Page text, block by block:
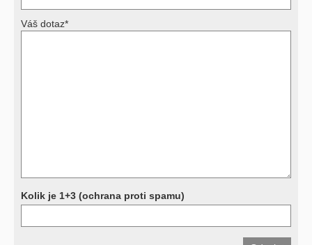
Výsledky vyšetření
Váš dotaz*
Kolik je 1+3 (ochrana proti spamu)